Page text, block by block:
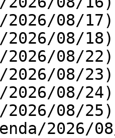
2026/08/
2026/08/
2026/08/
2026/08/
2026/08/
2026/08/